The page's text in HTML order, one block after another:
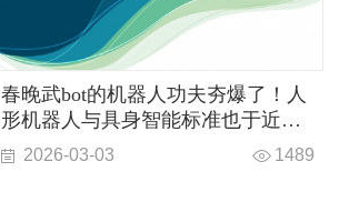
春晚武bot的机器人功夫夯爆了！人
形机器人与具身智能标准也于近日
正式发布，汽车行业的具身智能进
展到什么程度了？
2026-03-03 1489